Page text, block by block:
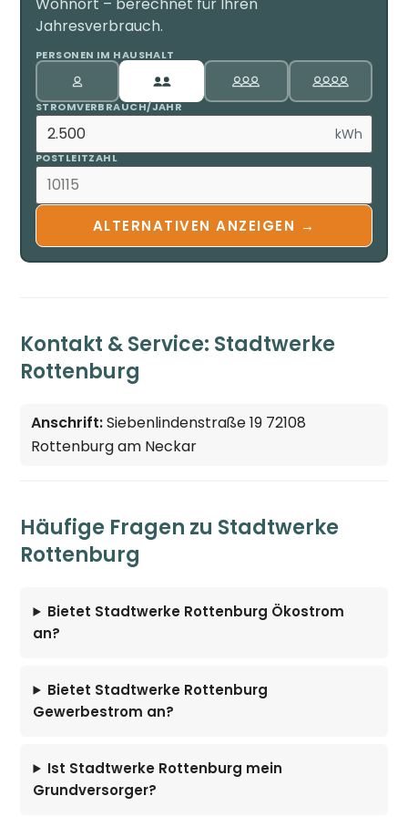
Wohnort – berechnet für Ihren
Jahresverbrauch.
PERSONEN IM HAUSHALT
STROMVERBRAUCH/JAHR
kWh
POSTLEITZAHL
ALTERNATIVEN ANZEIGEN →
Kontakt & Service: Stadtwerke
Rottenburg
Anschrift:Siebenlindenstraße 19 72108
Rottenburg am Neckar
Häufige Fragen zu Stadtwerke
Rottenburg
Bietet Stadtwerke Rottenburg Ökostrom
an?
Bietet Stadtwerke Rottenburg
Gewerbestrom an?
Ist Stadtwerke Rottenburg mein
Grundversorger?